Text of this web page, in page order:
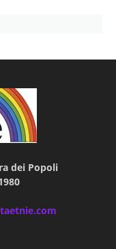
dei Popoli